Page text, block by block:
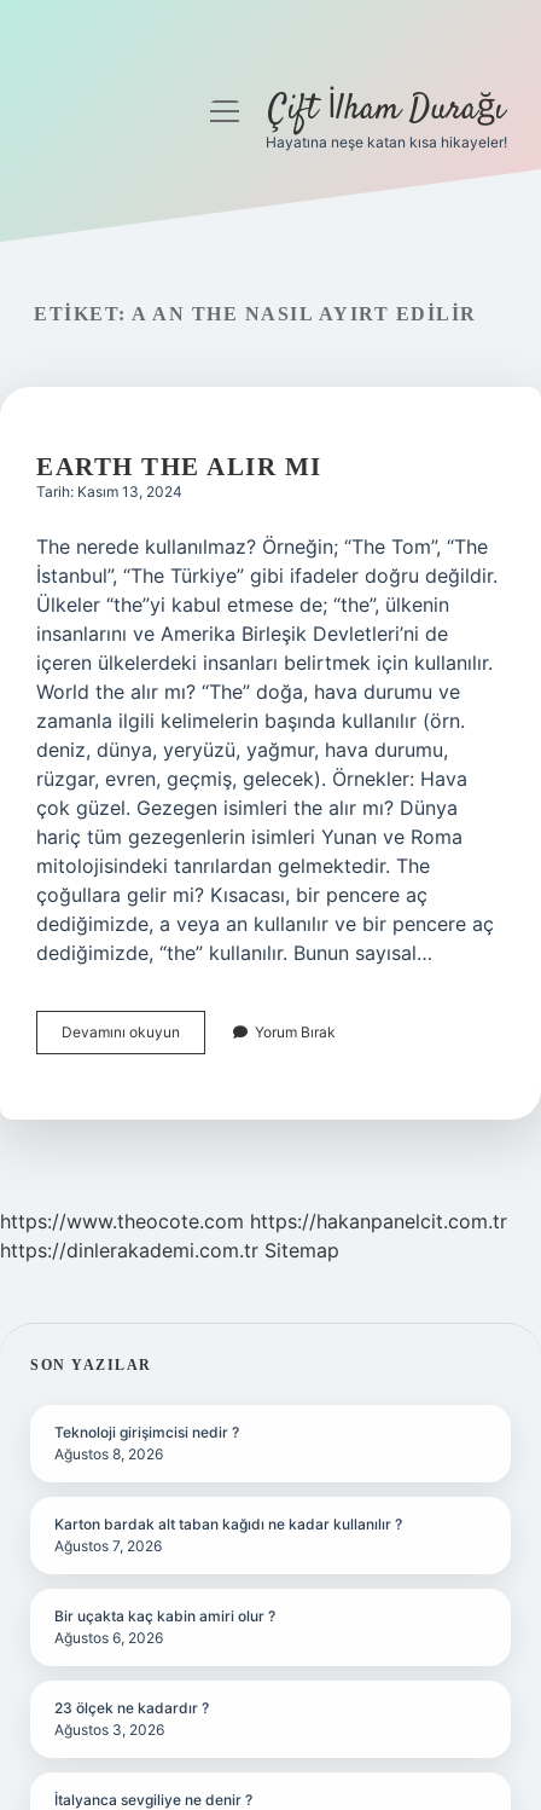
Gizlilik Politikası
menüyüÇift İlham Durağı
Hayatına neşe katan kısa hikayeler!
ETIKET: A AN THE NASIL AYIRT EDILIR
EARTH THE ALIR MI
Tarih: Kasım 13, 2024
The nerede kullanılmaz? Örneğin; “The Tom”, “The
İstanbul”, “The Türkiye” gibi ifadeler doğru değildir.
Ülkeler “the”yi kabul etmese de; “the”, ülkenin
insanlarını ve Amerika Birleşik Devletleri’ni de
içeren ülkelerdeki insanları belirtmek için kullanılır.
World the alır mı? “The” doğa, hava durumu ve
zamanla ilgili kelimelerin başında kullanılır (örn.
deniz, dünya, yeryüzü, yağmur, hava durumu,
rüzgar, evren, geçmiş, gelecek). Örnekler: Hava
çok güzel. Gezegen isimleri the alır mı? Dünya
hariç tüm gezegenlerin isimleri Yunan ve Roma
mitolojisindeki tanrılardan gelmektedir. The
çoğullara gelir mi? Kısacası, bir pencere aç
dediğimizde, a veya an kullanılır ve bir pencere aç
dediğimizde, “the” kullanılır. Bunun sayısal…
Devamını okuyun
The
Yorum Bırak
https://www.theocote.com https://hakanpanelcit.com.tr
https://dinlerakademi.com.tr Sitemap
SIDEBAR
SON YAZILAR
Teknoloji girişimcisi nedir ?
Ağustos 8, 2026
Karton bardak alt taban kağıdı ne kadar kullanılır ?
Ağustos 7, 2026
Bir uçakta kaç kabin amiri olur ?
Ağustos 6, 2026
23 ölçek ne kadardır ?
Ağustos 3, 2026
İtalyanca sevgiliye ne denir ?